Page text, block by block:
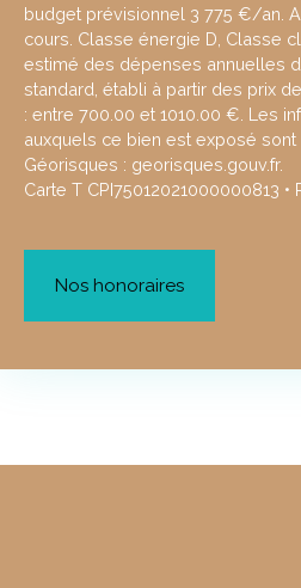
budget prévisionnel 3 775 €/an.
cours. Classe énergie D, Classe
estimé des dépenses annuelles
standard, établi à partir des prix
: entre 700.00 et 1010.00 €. Les
auxquels ce bien est exposé
Géorisques : georisques.gouv.fr.
Carte T CPI75012021000000813 •
Nos honoraires